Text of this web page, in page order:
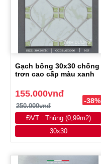
Gạch bông 30x30 chống
trơn cao cấp màu xanh
155.000vnđ
250.000vnđ
-38%
ĐVT : Thùng (0,99m2)
30x30